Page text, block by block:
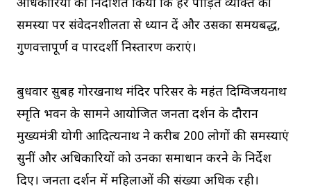
अधिकारियों को निर्देशित किया कि हर पीड़ित व्यक्ति की
समस्या पर संवेदनशीलता से ध्यान दें और उसका समयबद्ध,
गुणवत्तापूर्ण व पारदर्शी निस्तारण कराएं।
बुधवार सुबह गोरखनाथ मंदिर परिसर के महंत दिग्विजयनाथ
स्मृति भवन के सामने आयोजित जनता दर्शन के दौरान
मुख्यमंत्री योगी आदित्यनाथ ने करीब 200 लोगों की समस्याएं
सुनीं और अधिकारियों को उनका समाधान करने के निर्देश
दिए। जनता दर्शन में महिलाओं की संख्या अधिक रही।